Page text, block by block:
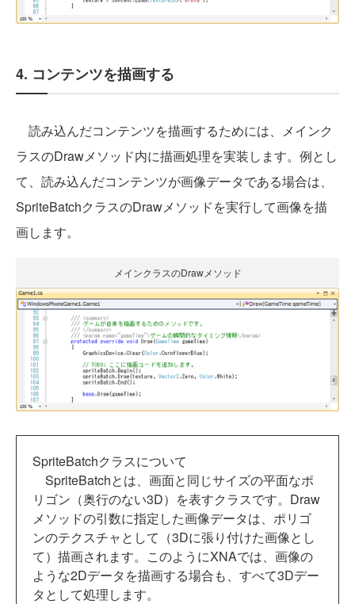
4. コンテンツを描画する
読み込んだコンテンツを描画するためには、メインク
ラスのDrawメソッド内に描画処理を実装します。例とし
て、読み込んだコンテンツが画像データである場合は、
SpriteBatchクラスのDrawメソッドを実行して画像を描
画します。
メインクラスのDrawメソッド
SpriteBatchクラスについて
SpriteBatchとは、画面と同じサイズの平面なポ
リゴン（奥行のない3D）を表すクラスです。Draw
メソッドの引数に指定した画像データは、ポリゴ
ンのテクスチャとして（3Dに張り付けた画像とし
て）描画されます。このようにXNAでは、画像の
ような2Dデータを描画する場合も、すべて3Dデー
タとして処理します。